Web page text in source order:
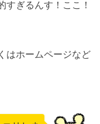
すぎるんす！ここ！
はホームページなど